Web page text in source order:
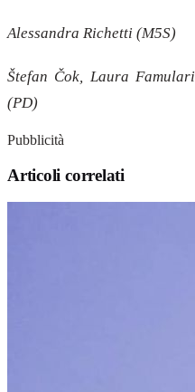
Alessandra Richetti (M5S)
Štefan Čok, Laura
(PD)
Pubblicità
Articoli correlati